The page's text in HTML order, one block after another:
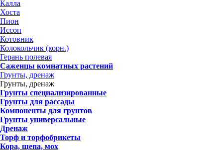
Калла
Хоста
Пион
Иссоп
Котовник
Колокольчик (корн.)
Герань полевая
Саженцы комнатных растений
Грунты, дренаж
Грунты, дренаж
Грунты специализированные
Грунты для рассады
Компоненты для грунтов
Грунты универсальные
Дренаж
Торф и торфобрикеты
Кора, щепа, мох